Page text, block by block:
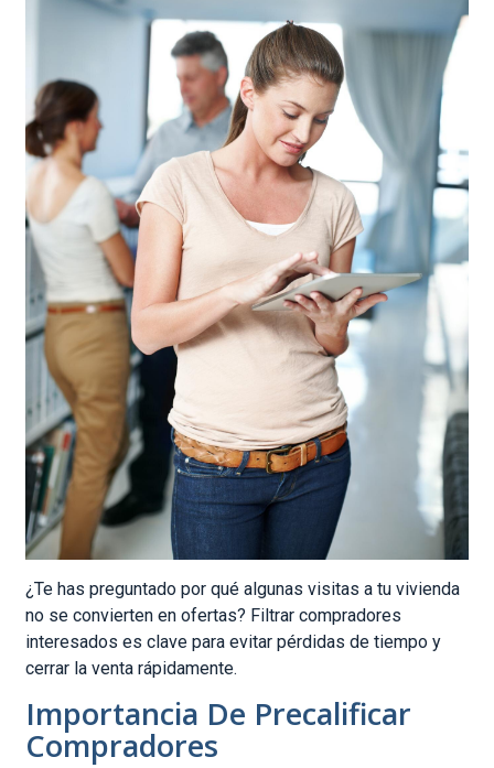
¿Te has preguntado por qué algunas visitas a tu vivienda
no se convierten en ofertas? Filtrar compradores
interesados es clave para evitar pérdidas de tiempo y
cerrar la venta rápidamente.
Importancia De Precalificar
Compradores